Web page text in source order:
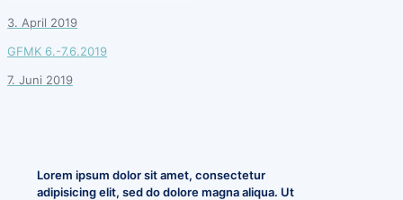
3. April 2019
GFMK 6.-7.6.2019
7. Juni 2019
Lorem ipsum dolor sit amet, consectetur
adipisicing elit, sed do dolore magna aliqua. Ut